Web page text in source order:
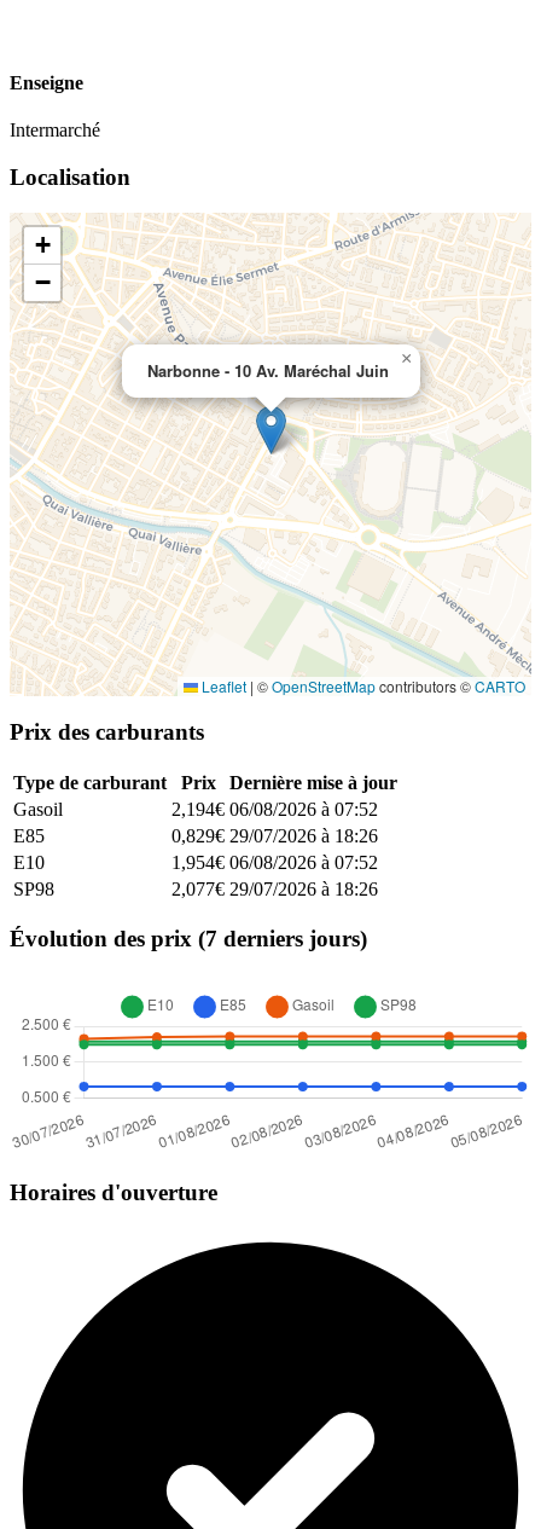
Enseigne
Intermarché
Localisation
Narbonne - 10 Av. Maréchal Juin
×
+
−
Leaflet | ©OpenStreetMapcontributors ©CARTO
Prix des carburants
Type de carburant Prix
Dernière mise à jour
Gasoil
2,194€ 06/08/2026 à 07:52
E85
0,829€ 29/07/2026 à 18:26
E10
1,954€ 06/08/2026 à 07:52
SP98
2,077€ 29/07/2026 à 18:26
Évolution des prix (7 derniers jours)
Horaires d'ouverture